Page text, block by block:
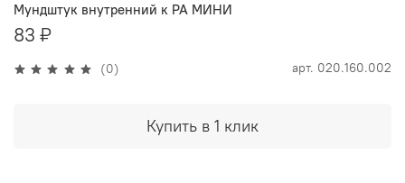
(0) арт. 020.160.002
Мундштук внутренний к РА МИНИ
83 ₽
Купить в 1 клик